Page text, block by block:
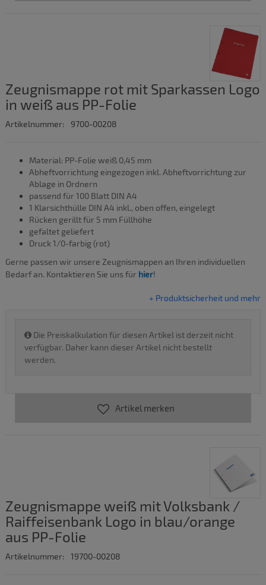
Zeugnismappe rot mit Sparkassen Logo
in weiß aus PP-Folie
Artikelnummer: 9700-00208
Material: PP-Folie weiß 0,45 mm
Abheftvorrichtung eingezogen inkl. Abheftvorrichtung zur
Ablage in Ordnern
passend für 100 Blatt DIN A4
1 Klarsichthülle DIN A4 inkl., oben offen, eingelegt
Rücken gerillt für 5 mm Füllhöhe
gefaltet geliefert
Druck 1/0-farbig (rot)
Gerne passen wir unsere Zeugnismappen an Ihren individuellen
Bedarf an. Kontaktieren Sie uns für hier!
+ Produktsicherheit und mehr
Die Preiskalkulation für diesen Artikel ist derzeit nicht
verfügbar. Daher kann dieser Artikel nicht bestellt
werden.
Artikel merken
Zeugnismappe weiß mit Volksbank /
Raiffeisenbank Logo in blau/orange
aus PP-Folie
Artikelnummer: 19700-00208